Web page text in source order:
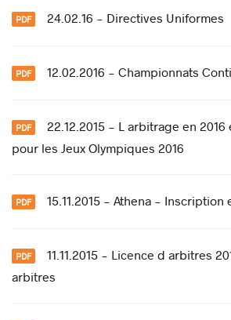
24.02.16 - Directives Uniformes
12.02.2016 - Championnats
22.12.2015 - L arbitrage en
pour les Jeux Olympiques 2016
15.11.2015 - Athena - Inscription
11.11.2015 - Licence d arbitres
arbitres